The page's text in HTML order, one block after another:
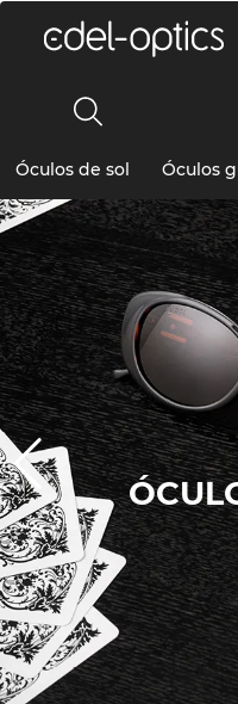
Óculos de sol Óculos